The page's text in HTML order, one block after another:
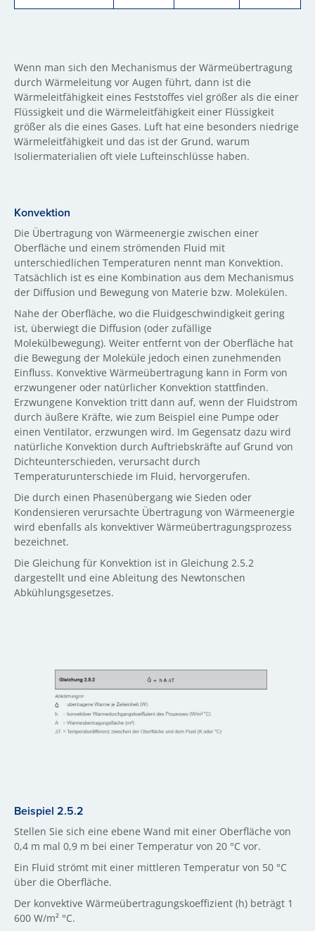
Wenn man sich den Mechanismus der Wärmeübertragung
durch Wärmeleitung vor Augen führt, dann ist die
Wärmeleitfähigkeit eines Feststoffes viel größer als die einer
Flüssigkeit und die Wärmeleitfähigkeit einer Flüssigkeit
größer als die eines Gases. Luft hat eine besonders niedrige
Wärmeleitfähigkeit und das ist der Grund, warum
Isoliermaterialien oft viele Lufteinschlüsse haben.
Konvektion
Die Übertragung von Wärmeenergie zwischen einer
Oberfläche und einem strömenden Fluid mit
unterschiedlichen Temperaturen nennt man Konvektion.
Tatsächlich ist es eine Kombination aus dem Mechanismus
der Diffusion und Bewegung von Materie bzw. Molekülen.
Nahe der Oberfläche, wo die Fluidgeschwindigkeit gering
ist, überwiegt die Diffusion (oder zufällige
Molekülbewegung). Weiter entfernt von der Oberfläche hat
die Bewegung der Moleküle jedoch einen zunehmenden
Einfluss. Konvektive Wärmeübertragung kann in Form von
erzwungener oder natürlicher Konvektion stattfinden.
Erzwungene Konvektion tritt dann auf, wenn der Fluidstrom
durch äußere Kräfte, wie zum Beispiel eine Pumpe oder
einen Ventilator, erzwungen wird. Im Gegensatz dazu wird
natürliche Konvektion durch Auftriebskräfte auf Grund von
Dichteunterschieden, verursacht durch
Temperaturunterschiede im Fluid, hervorgerufen.
Die durch einen Phasenübergang wie Sieden oder
Kondensieren verursachte Übertragung von Wärmeenergie
wird ebenfalls als konvektiver Wärmeübertragungsprozess
bezeichnet.
Die Gleichung für Konvektion ist in Gleichung 2.5.2
dargestellt und eine Ableitung des Newtonschen
Abkühlungsgesetzes.
Beispiel 2.5.2
Stellen Sie sich eine ebene Wand mit einer Oberfläche von
0,4 m mal 0,9 m bei einer Temperatur von 20 °C vor.
Ein Fluid strömt mit einer mittleren Temperatur von 50 °C
über die Oberfläche.
Der konvektive Wärmeübertragungskoeffizient (h) beträgt 1
600 W/m² °C.